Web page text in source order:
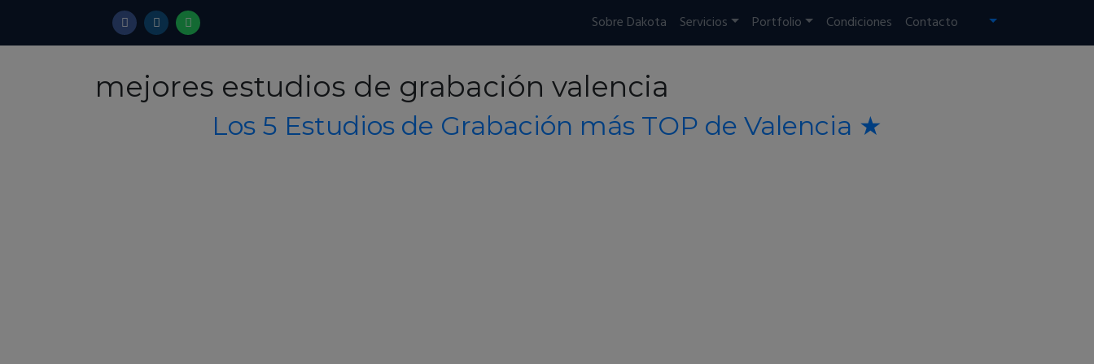
Sobre Dakota Servicios Portfolio Condiciones Contacto
mejores estudios de grabación valencia
Los 5 Estudios de Grabación más TOP de Valencia ★